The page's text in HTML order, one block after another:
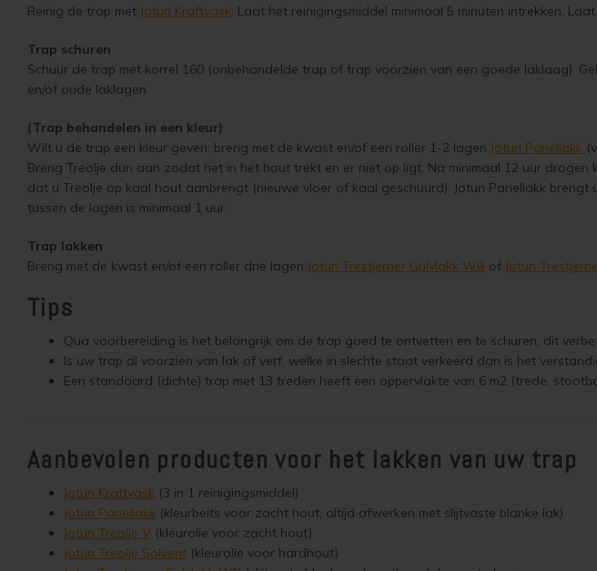
Reinig de trap met Jotun Kraftvask. Laat het reinigingsmiddel minimaal 5 minuten intrekken.
Trap schuren
Schuur de trap met korrel 160 (onbehandelde trap of trap voorzien van een goede laklaag).
en/of oude laklagen.
(Trap behandelen in een kleur)
Wilt u de trap een kleur geven; breng met de kwast en/of een roller 1-2 lagen Jotun Panellakk
Breng Treolje dun aan zodat het in het hout trekt en er niet op ligt. Na minimaal 12 uur
dat u Treolje op kaal hout aanbrengt (nieuwe vloer of kaal geschuurd). Jotun Panellakk
tussen de lagen is minimaal 1 uur.
Trap lakken
Breng met de kwast en/of een roller drie lagen Jotun Trestjerner Gulvlakk WB of Jotun
Tips
Qua voorbereiding is het belangrijk om de trap goed te ontvetten en te schuren, dit
Is uw trap al voorzien van lak of verf, welke in slechte staat verkeerd dan is het
Een standaard (dichte) trap met 13 treden heeft een oppervlakte van 6 m2 (trede,
Aanbevolen producten voor het lakken van uw trap
Jotun Kraftvask (3 in 1 reinigingsmiddel)
Jotun Panellakk (kleurbeits voor zacht hout, altijd afwerken met slijtvaste blanke lak)
Jotun Treolje V (kleurolie voor zacht hout)
Jotun Treolje Solvent (kleurolie voor hardhout)